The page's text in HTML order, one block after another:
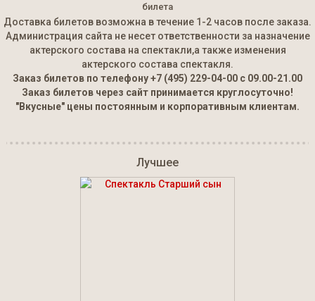
билета
Доставка билетов возможна в течение 1-2 часов после заказа.
Администрация сайта не несет ответственности за назначение
актерского состава на спектакли,а также изменения
актерского состава спектакля.
Заказ билетов по телефону+7 (495) 229-04-00 с 09.00-21.00
Заказ билетов через сайт принимается круглосуточно!
"Вкусные" цены постоянным и корпоративным клиентам.
Лучшее